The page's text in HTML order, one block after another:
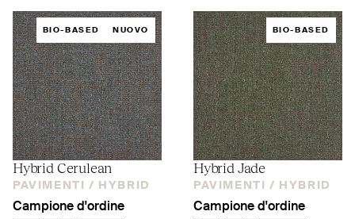
BIO-BASED NUOVO
Hybrid Cerulean
PAVIMENTI / HYBRID
Campione d'ordine
BIO-BASED
Hybrid Jade
PAVIMENTI / HYBRID
Campione d'ordine